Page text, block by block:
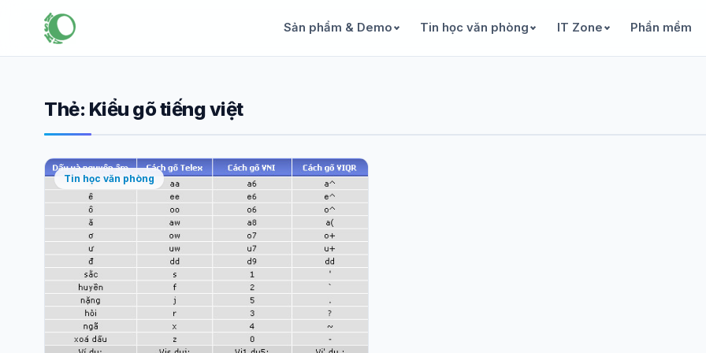
Sản phẩm & Demo Tin học văn phòng IT Zone Phần mềm
Thẻ: Kiểu gõ tiếng việt
Tin học văn phòng